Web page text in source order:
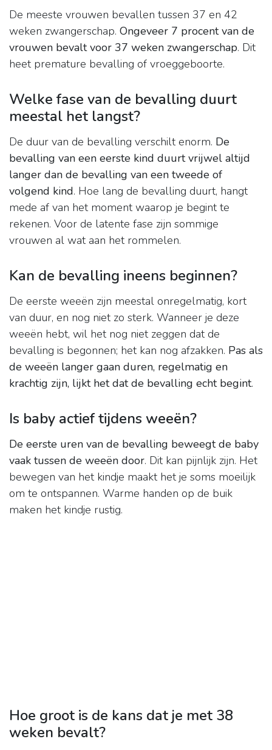
De meeste vrouwen bevallen tussen 37 en 42
weken zwangerschap. Ongeveer 7 procent van de
vrouwen bevalt voor 37 weken zwangerschap. Dit
heet premature bevalling of vroeggeboorte.
Welke fase van de bevalling duurt
meestal het langst?
De duur van de bevalling verschilt enorm. De
bevalling van een eerste kind duurt vrijwel altijd
langer dan de bevalling van een tweede of
volgend kind. Hoe lang de bevalling duurt, hangt
mede af van het moment waarop je begint te
rekenen. Voor de latente fase zijn sommige
vrouwen al wat aan het rommelen.
Kan de bevalling ineens beginnen?
De eerste weeën zijn meestal onregelmatig, kort
van duur, en nog niet zo sterk. Wanneer je deze
weeën hebt, wil het nog niet zeggen dat de
bevalling is begonnen; het kan nog afzakken. Pas als
de weeën langer gaan duren, regelmatig en
krachtig zijn, lijkt het dat de bevalling echt begint.
Is baby actief tijdens weeën?
De eerste uren van de bevalling beweegt de baby
vaak tussen de weeën door. Dit kan pijnlijk zijn. Het
bewegen van het kindje maakt het je soms moeilijk
om te ontspannen. Warme handen op de buik
maken het kindje rustig.
Hoe groot is de kans dat je met 38
weken bevalt?